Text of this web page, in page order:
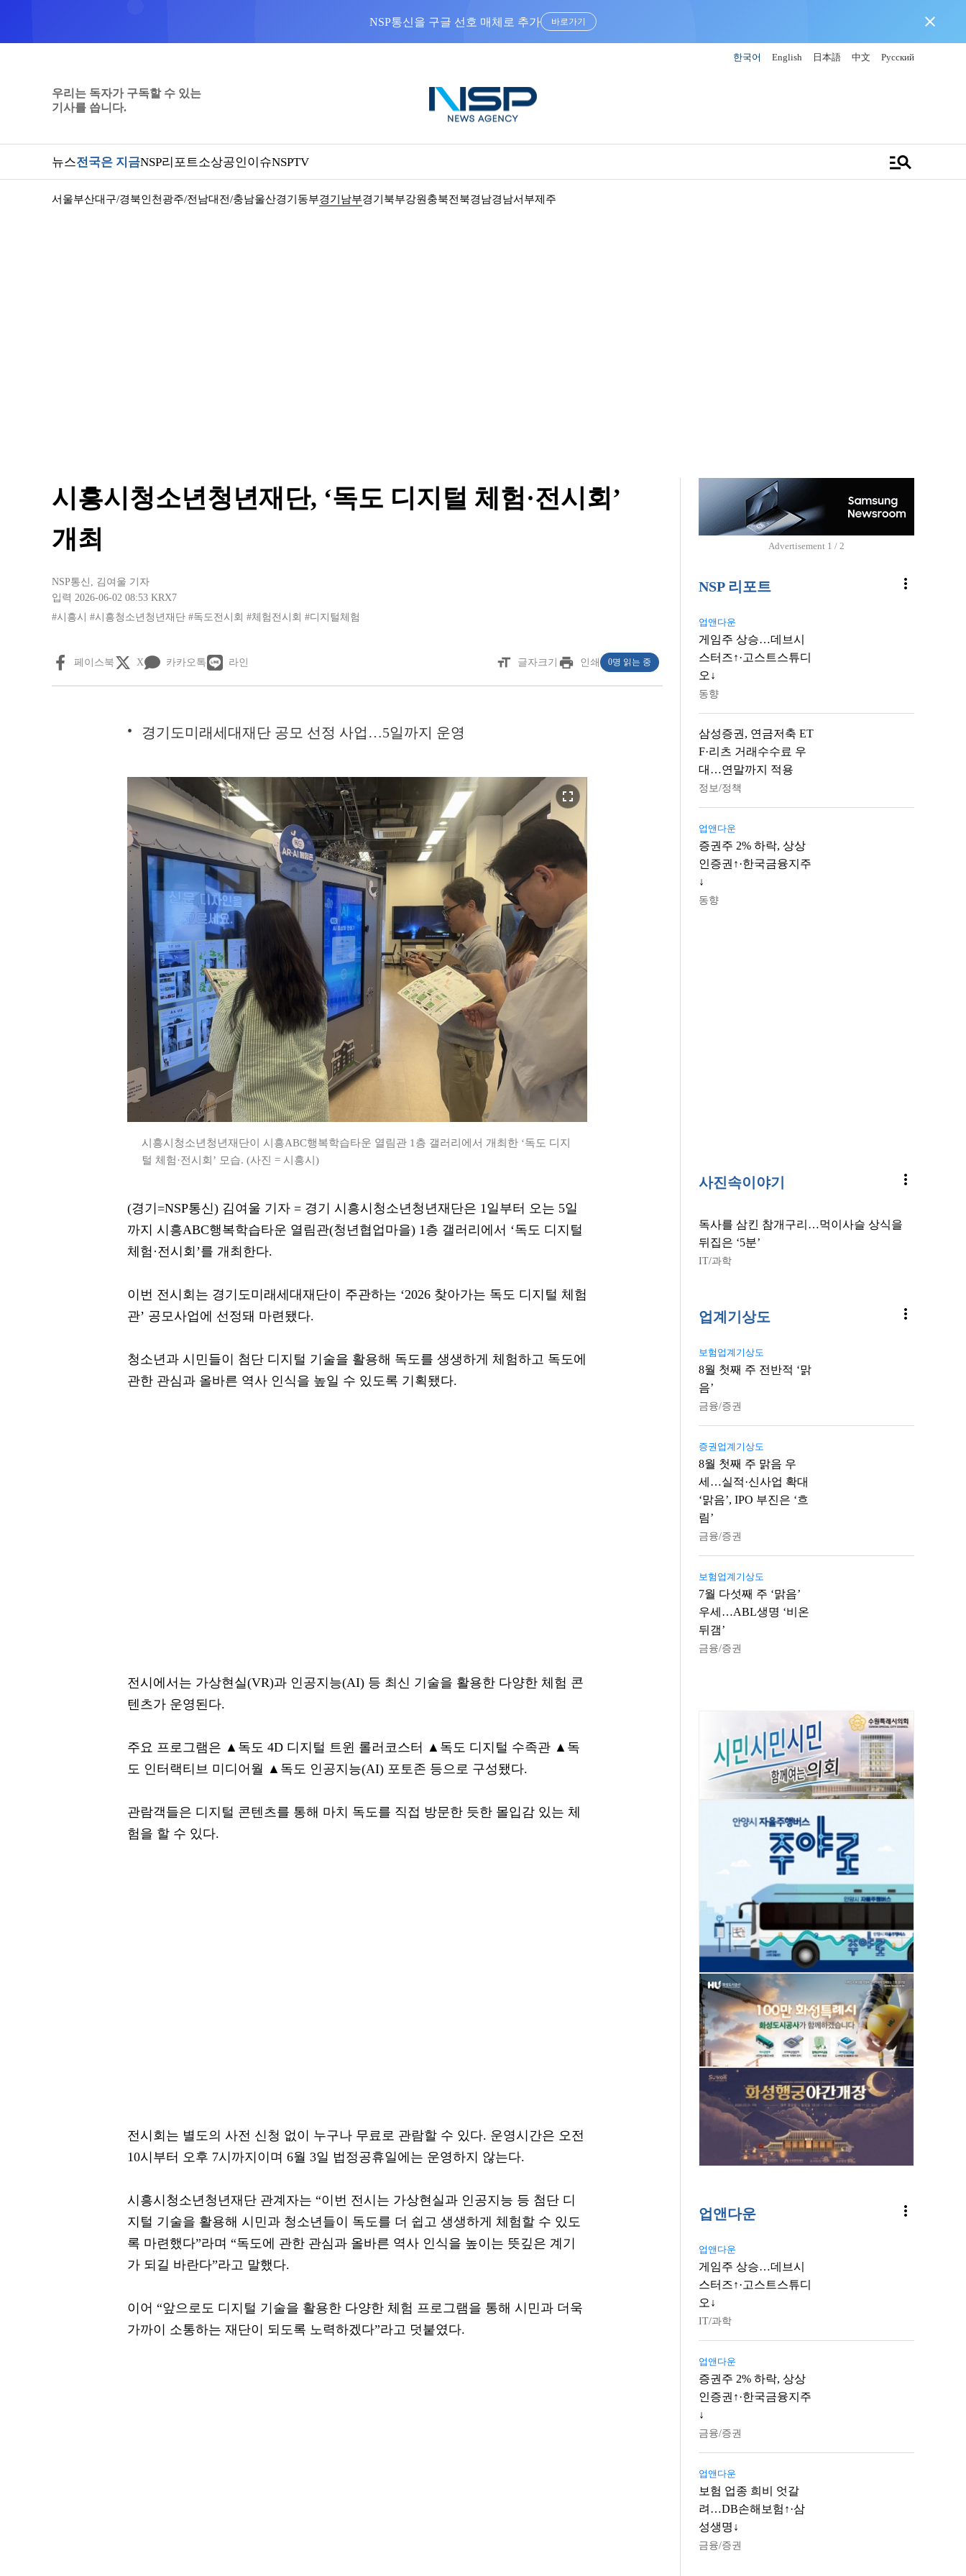
NSP통신을 구글 선호 매체로 추가 바로가기 close
한국어 English 日本語 中文 Русский
우리는 독자가 구독할 수 있는
기사를 씁니다.
뉴스전국은 지금NSP리포트소상공인이슈NSPTV manage_search
서울부산대구/경북인천 광주/전남대전/충남울산경기동부경기남부경기북부강원 충북전북경남경남서부제주
시흥시청소년청년재단, ‘독도 디지털 체험·전시회’
개최
NSP통신 , 김여울 기자
입력 2026-06-02 08:53 KRX7
#시흥시
#시흥청소년청년재단 #독도전시회 #체험전시회 #디지털체험
페이스북 X 카카오톡 라인 format_size 글자크기 print 인쇄 0명 읽는 중
경기도미래세대재단 공모 선정 사업…5일까지 운영
fullscreen
시흥시청소년청년재단이 시흥ABC행복학습타운 열림관 1층 갤러리에서 개최한 ‘독도 디지
털 체험·전시회’ 모습. (사진 = 시흥시)
(경기=NSP통신) 김여울 기자 = 경기 시흥시청소년청년재단은 1일부터 오는 5일
까지 시흥ABC행복학습타운 열림관(청년협업마을) 1층 갤러리에서 ‘독도 디지털
체험·전시회’를 개최한다.
이번 전시회는 경기도미래세대재단이 주관하는 ‘2026 찾아가는 독도 디지털 체험
관’ 공모사업에 선정돼 마련됐다.
청소년과 시민들이 첨단 디지털 기술을 활용해 독도를 생생하게 체험하고 독도에
관한 관심과 올바른 역사 인식을 높일 수 있도록 기획됐다.
전시에서는 가상현실(VR)과 인공지능(AI) 등 최신 기술을 활용한 다양한 체험 콘
텐츠가 운영된다.
주요 프로그램은 ▲독도 4D 디지털 트윈 롤러코스터 ▲독도 디지털 수족관 ▲독
도 인터랙티브 미디어월 ▲독도 인공지능(AI) 포토존 등으로 구성됐다.
관람객들은 디지털 콘텐츠를 통해 마치 독도를 직접 방문한 듯한 몰입감 있는 체
험을 할 수 있다.
전시회는 별도의 사전 신청 없이 누구나 무료로 관람할 수 있다. 운영시간은 오전
10시부터 오후 7시까지이며 6월 3일 법정공휴일에는 운영하지 않는다.
시흥시청소년청년재단 관계자는 “이번 전시는 가상현실과 인공지능 등 첨단 디
지털 기술을 활용해 시민과 청소년들이 독도를 더 쉽고 생생하게 체험할 수 있도
록 마련했다”라며 “독도에 관한 관심과 올바른 역사 인식을 높이는 뜻깊은 계기
가 되길 바란다”라고 말했다.
이어 “앞으로도 디지털 기술을 활용한 다양한 체험 프로그램을 통해 시민과 더욱
가까이 소통하는 재단이 되도록 노력하겠다”라고 덧붙였다.
Advertisement 1 / 2
NSP 리포트 more_vert
업앤다운
게임주 상승…데브시
스터즈↑·고스트스튜디
오↓
동향
삼성증권, 연금저축 ET
F·리츠 거래수수료 우
대…연말까지 적용
정보/정책
업앤다운
증권주 2% 하락, 상상
인증권↑·한국금융지주
↓
동향
사진속이야기 more_vert
독사를 삼킨 참개구리…먹이사슬 상식을
뒤집은 ‘5분’
IT/과학
업계기상도 more_vert
보험업계기상도
8월 첫째 주 전반적 ‘맑
음’
금융/증권
증권업계기상도
8월 첫째 주 맑음 우
세…실적·신사업 확대
‘맑음’, IPO 부진은 ‘흐
림’
금융/증권
보험업계기상도
7월 다섯째 주 ‘맑음’
우세…ABL생명 ‘비온
뒤갬’
금융/증권
업앤다운 more_vert
업앤다운
게임주 상승…데브시
스터즈↑·고스트스튜디
오↓
IT/과학
업앤다운
증권주 2% 하락, 상상
인증권↑·한국금융지주
↓
금융/증권
업앤다운
보험 업종 희비 엇갈
려…DB손해보험↑·삼
성생명↓
금융/증권